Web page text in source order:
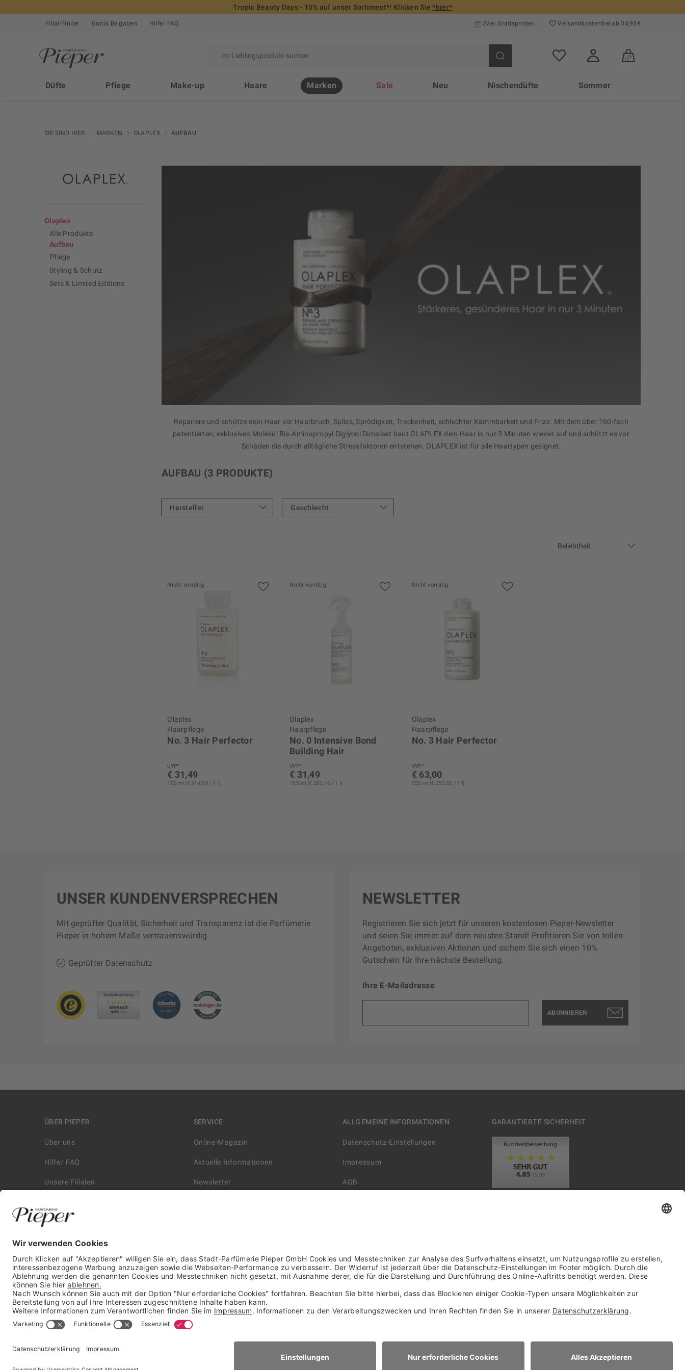
Tropic Beauty Days - 10% auf unser Sortiment*! Klicken Sie*hier*
Filial-Finder Gratis Beigaben Hilfe/ FAQ Zwei Gratisproben Versand­kosten­frei ab 34,95€
Düfte Pflege Make-up Haare Marken Sale Neu Nischendüfte Sommer
SIE SIND HIER: MARKEN OLAPLEX AUFBAU
Olaplex
Alle Produkte
Aufbau
Pflege
Styling & Schutz
Sets & Limited Editions
Repariere und schütze dein Haar vor Haarbruch, Spliss, Sprödigkeit, Trockenheit, schlechter Kämmbarkeit und Frizz. Mit dem über 160-fach
patentierten, exklusiven Molekül Bis-Aminopropyl Diglycol Dimaleat baut OLAPLEX dein Haar in nur 3 Minuten wieder auf und schützt es vor
Schäden die durch alltägliche Stressfaktoren entstehen. OLAPLEX ist für alle Haartypen geeignet.
AUFBAU (3 PRODUKTE)
Hersteller Geschlecht
Nicht vorrätig
Olaplex
Haarpflege
No. 3 Hair Perfector
UVP*
€ 31,49
100 ml (€ 314,90 / 1 l)
Nicht vorrätig
Olaplex
Haarpflege
No. 0 Intensive Bond
Building Hair
Treatment
UVP*
€ 31,49
155 ml (€ 203,16 / 1 l)
Nicht vorrätig
Olaplex
Haarpflege
No. 3 Hair Perfector
UVP*
€ 63,00
250 ml (€ 252,00 / 1 l)
NEWSLETTER
Registrieren Sie sich jetzt für unseren kostenlosen Pieper-Newsletter
und seien Sie immer auf dem neusten Stand! Profitieren Sie von tollen
Angeboten, exklusiven Aktionen und sichern Sie sich einen 10%
Gutschein für Ihre nächste Bestellung.
Ihre E-Mailadresse
ABONNIEREN
UNSER KUNDENVERSPRECHEN
Mit geprüfter Qualität, Sicherheit und Transparenz ist die Parfümerie
Pieper in hohem Maße vertrauenswürdig.
Geprüfter Datenschutz
ÜBER PIEPER
Über uns
Hilfe/ FAQ
Unsere Filialen
Historie
Affiliate
Karriere
Presse
SERVICE
Online-Magazin
Aktuelle Informationen
Newsletter
Autorisierter Händler/ YBPN
ALLGEMEINE INFORMATIONEN
Datenschutz-Einstellungen
Impressum
AGB
Informationen zur Barrierefreiheit
GARANTIERTE SICHERHEIT